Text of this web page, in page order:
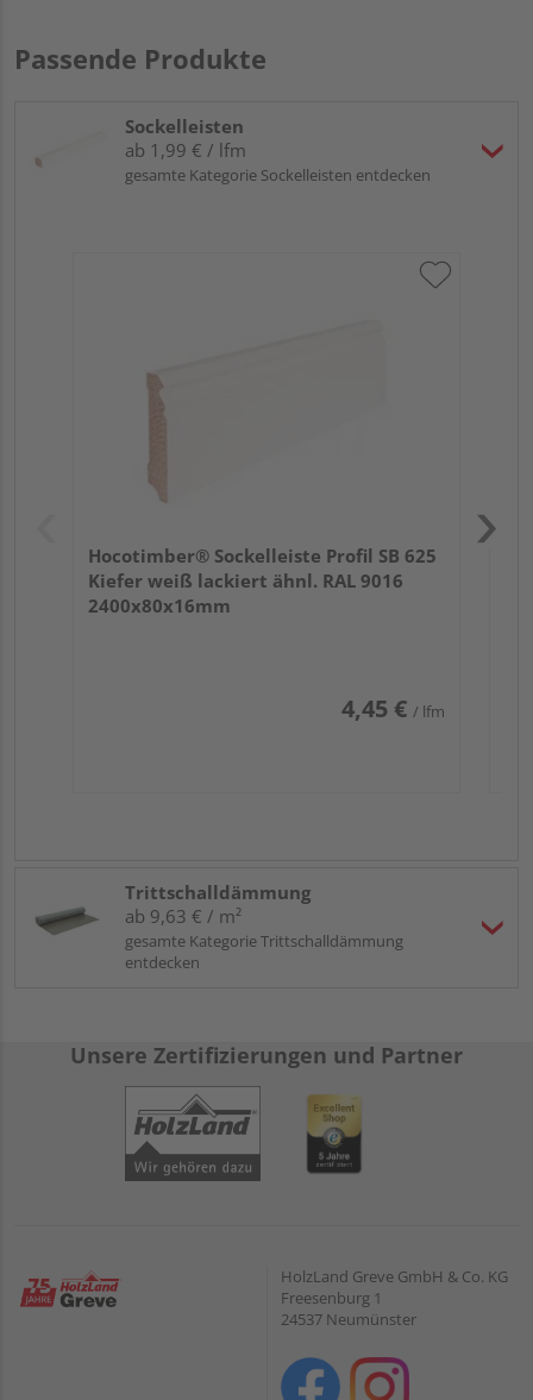
Passende Produkte
Sockelleisten
ab 1,99 € / lfm
gesamte Kategorie Sockelleisten entdecken
Hocotimber® Sockelleiste Profil SB 625
Kiefer weiß lackiert ähnl. RAL 9016
2400x80x16mm
4,45 € / lfm
Trittschalldämmung
ab 9,63 € / m²
gesamte Kategorie Trittschalldämmung
entdecken
Unsere Zertifizierungen und Partner
HolzLand Greve GmbH & Co. KG
Freesenburg 1
24537 Neumünster